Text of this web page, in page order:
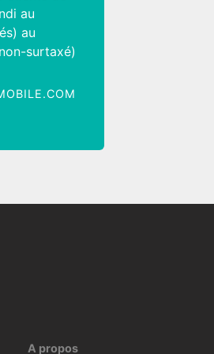
au
au
surtaxé)
A propos